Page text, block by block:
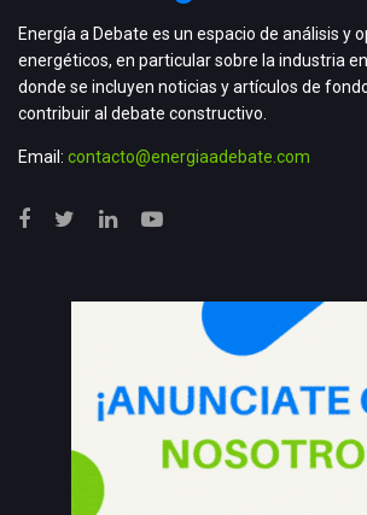
Energía a Debate es un espacio de análisis y
energéticos, en particular sobre la industria
donde se incluyen noticias y artículos de
contribuir al debate constructivo.
Email: contacto@energiaadebate.com